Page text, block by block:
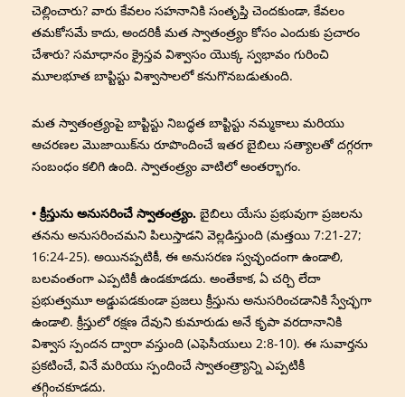
చెల్లించారు? వారు కేవలం సహనానికి సంతృప్తి చెందకుండా, కేవలం
తమకోసమే కాదు, అందరికీ మత స్వాతంత్ర్యం కోసం ఎందుకు ప్రచారం
చేశారు? సమాధానం క్రైస్తవ విశ్వాసం యొక్క స్వభావం గురించి
మూలభూత బాప్టిస్టు విశ్వాసాలలో కనుగొనబడుతుంది.
మత స్వాతంత్ర్యంపై బాప్టిస్టు నిబద్ధత బాప్టిస్టు నమ్మకాలు మరియు
ఆచరణల మొజాయిక్‌ను రూపొందించే ఇతర బైబిలు సత్యాలతో దగ్గరగా
సంబంధం కలిగి ఉంది. స్వాతంత్ర్యం వాటిలో అంతర్భాగం.
• క్రీస్తును అనుసరించే స్వాతంత్ర్యం. బైబిలు యేసు ప్రభువుగా ప్రజలను
తనను అనుసరించమని పిలుస్తాడని వెల్లడిస్తుంది (మత్తయి 7:21-27;
16:24-25). అయినప్పటికీ, ఈ అనుసరణ స్వచ్ఛందంగా ఉండాలి,
బలవంతంగా ఎప్పటికీ ఉండకూడదు. అంతేకాక, ఏ చర్చి లేదా
ప్రభుత్వమూ అడ్డుపడకుండా ప్రజలు క్రీస్తును అనుసరించడానికి స్వేచ్ఛగా
ఉండాలి. క్రీస్తులో రక్షణ దేవుని కుమారుడు అనే కృపా వరదానానికి
విశ్వాస స్పందన ద్వారా వస్తుంది (ఎఫెసీయులు 2:8-10). ఈ సువార్తను
ప్రకటించే, వినే మరియు స్పందించే స్వాతంత్ర్యాన్ని ఎప్పటికీ
తగ్గించకూడదు.